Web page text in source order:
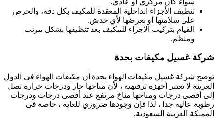
سواء كان مركزي أو عادي.
تنظيف الأجزاء الداخلية المعقدة للمكيف بكل دقة، والحرص
على سلامتها أو تعرضها لأي خدش.
القيام بتركيب الأجزاء للمكيف بعد تنظيفها بشكل مرتب
ومنظم.
شركة غسيل مكيفات بجدة
توضح شركة غسيل مكيفات الهواء بجدة أن مكيفات الهواء في الدول
العربية لا تعتبر أجهزة ترفيهية ، لأن مناخها حار ودرجات حرارة تصل
إلى أقصى درجات ومناخها مناخ مرتفع عند أقصى درجات ودرجات
رطوبة عالية جدا ، لذا فإن وجودها ضروري للغاية ، خاصة في
المملكة العربية السعودية.